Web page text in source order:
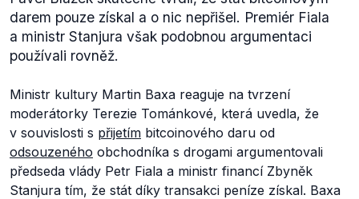
darem pouze získal a o nic nepřišel. Premiér Fiala
a ministr Stanjura však podobnou argumentaci
používali rovněž.
Ministr kultury Martin Baxa reaguje na tvrzení
moderátorky Terezie Tománkové, která uvedla, že
v souvislosti s přijetím bitcoinového daru od
odsouzeného obchodníka s drogami argumentovali
předseda vlády Petr Fiala a ministr financí Zbyněk
Stanjura tím, že stát díky transakci peníze získal. Baxa